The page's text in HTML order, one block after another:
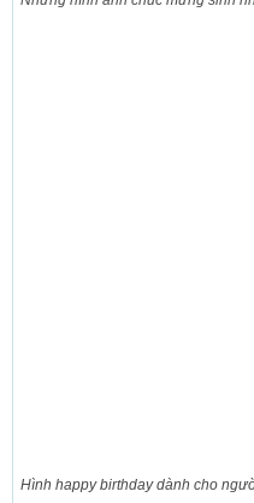
Hình happy birthday dành cho